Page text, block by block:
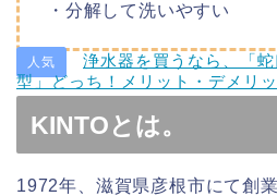
・分解して洗いやすい
人気
浄水器を買うなら、「
型」どっち！メリット・デメリ
KINTOとは。
1972年、滋賀県彦根市にて創業